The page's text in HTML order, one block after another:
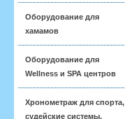
Оборудование для
хамамов
Оборудование для
Wellness и SPA центров
Хронометраж для спорта,
судейские системы,